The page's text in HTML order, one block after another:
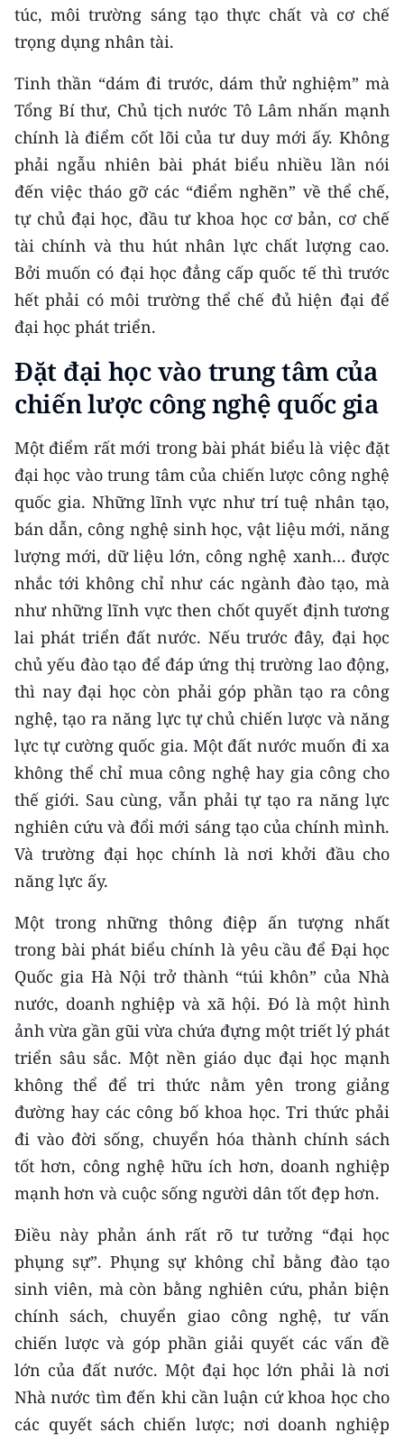
túc, môi trường sáng tạo thực chất và cơ chế
trọng dụng nhân tài.
Tinh thần “dám đi trước, dám thử nghiệm” mà
Tổng Bí thư, Chủ tịch nước Tô Lâm nhấn mạnh
chính là điểm cốt lõi của tư duy mới ấy. Không
phải ngẫu nhiên bài phát biểu nhiều lần nói
đến việc tháo gỡ các “điểm nghẽn” về thể chế,
tự chủ đại học, đầu tư khoa học cơ bản, cơ chế
tài chính và thu hút nhân lực chất lượng cao.
Bởi muốn có đại học đẳng cấp quốc tế thì trước
hết phải có môi trường thể chế đủ hiện đại để
đại học phát triển.
Đặt đại học vào trung tâm của
chiến lược công nghệ quốc gia
Một điểm rất mới trong bài phát biểu là việc đặt
đại học vào trung tâm của chiến lược công nghệ
quốc gia. Những lĩnh vực như trí tuệ nhân tạo,
bán dẫn, công nghệ sinh học, vật liệu mới, năng
lượng mới, dữ liệu lớn, công nghệ xanh… được
nhắc tới không chỉ như các ngành đào tạo, mà
như những lĩnh vực then chốt quyết định tương
lai phát triển đất nước. Nếu trước đây, đại học
chủ yếu đào tạo để đáp ứng thị trường lao động,
thì nay đại học còn phải góp phần tạo ra công
nghệ, tạo ra năng lực tự chủ chiến lược và năng
lực tự cường quốc gia. Một đất nước muốn đi xa
không thể chỉ mua công nghệ hay gia công cho
thế giới. Sau cùng, vẫn phải tự tạo ra năng lực
nghiên cứu và đổi mới sáng tạo của chính mình.
Và trường đại học chính là nơi khởi đầu cho
năng lực ấy.
Một trong những thông điệp ấn tượng nhất
trong bài phát biểu chính là yêu cầu để Đại học
Quốc gia Hà Nội trở thành “túi khôn” của Nhà
nước, doanh nghiệp và xã hội. Đó là một hình
ảnh vừa gần gũi vừa chứa đựng một triết lý phát
triển sâu sắc. Một nền giáo dục đại học mạnh
không thể để tri thức nằm yên trong giảng
đường hay các công bố khoa học. Tri thức phải
đi vào đời sống, chuyển hóa thành chính sách
tốt hơn, công nghệ hữu ích hơn, doanh nghiệp
mạnh hơn và cuộc sống người dân tốt đẹp hơn.
Điều này phản ánh rất rõ tư tưởng “đại học
phụng sự”. Phụng sự không chỉ bằng đào tạo
sinh viên, mà còn bằng nghiên cứu, phản biện
chính sách, chuyển giao công nghệ, tư vấn
chiến lược và góp phần giải quyết các vấn đề
lớn của đất nước. Một đại học lớn phải là nơi
Nhà nước tìm đến khi cần luận cứ khoa học cho
các quyết sách chiến lược; nơi doanh nghiệp